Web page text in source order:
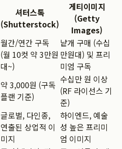
셔터스톡
(Shutterstock)
게티이미지
(Getty
Images)
월간/연간 구독
(월 10컷 약 3만원
대~)
낱개 구매 (수십
만원대) 및 프리
미엄 구독
약 3,000원 (구독
플랜 기준)
수십만 원 이상
(RF 라이선스 기
준)
글로벌, 다인종,
연출된 상업적 이
미지
하이엔드, 예술
성 높은 프리미
엄 이미지